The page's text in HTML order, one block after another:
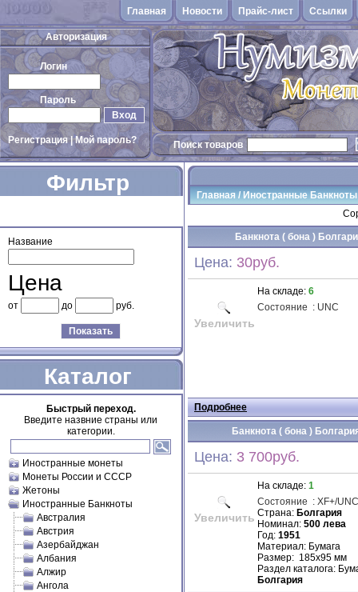
Главная Новости Прайс-лист Cсылки
Авторизация
Логин
Пароль
Вход
Регистрация|Мой пароль? Поиск товаров
Фильтр
Название
Цена
от до руб.
Показать
Каталог
Быстрый переход.
Введите назвние страны или
категории.
Иностранные монеты
Монеты России и СССР
Жетоны
Иностранные Банкноты
Австралия
Австрия
Азербайджан
Албания
Алжир
Ангола
Главная / Иностранные Банкноты
Банкнота ( бона )
Цена: 30руб.
Увеличить
На складе: 6
Состояние : UNC
Подробнее
Банкнота ( бона )
Цена: 3 700руб.
Увеличить
На складе: 1
Состояние : XF+/UNC
Страна: Болгария
Номинал: 500 лева
Год: 1951
Материал: Бумага
Размер: 185х95 мм
Раздел каталога:
Болгария